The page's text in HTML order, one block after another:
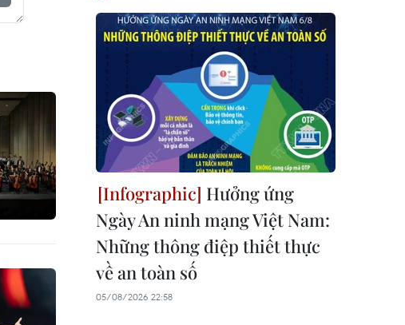
Hưởng ứng
Ngày An ninh mạng Việt Nam:
Những thông điệp thiết thực
về an toàn số
05/08/2026 22:58